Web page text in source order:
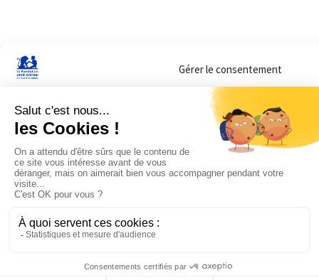
Gérer le consentement
Sur ce site, nous utilisons des cookies pour mesurer notre audience et vous
lorsque vous y consentez. Vous pouvez sélectionner ceux que vous autorisez
navigation.